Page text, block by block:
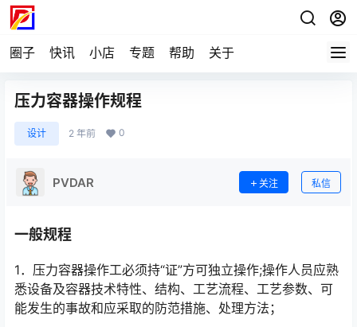
圈子 快讯 小店 专题 帮助 关于
压力容器操作规程
设计 2 年前 0
PVDAR 关注 私信
一般规程
1．压力容器操作工必须持“证”方可独立操作;操作人员应熟
悉设备及容器技术特性、结构、工艺流程、工艺参数、可
能发生的事故和应采取的防范措施、处理方法；